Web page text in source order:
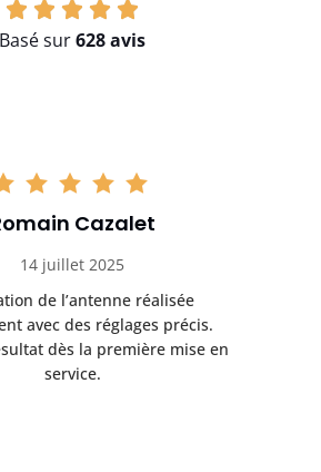
Basé sur628 avis
Cazalet
14 juillet 2025
de l’antenne réalisée
avec des réglages précis.
dès la première mise en
service.